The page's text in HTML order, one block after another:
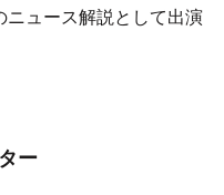
ュース解説として出演
ー